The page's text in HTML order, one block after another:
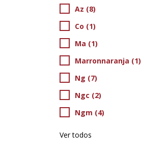
Az (8)
Co (1)
Ma (1)
Marronnaranja (1)
Ng (7)
Ngc (2)
Ngm (4)
Ver todos